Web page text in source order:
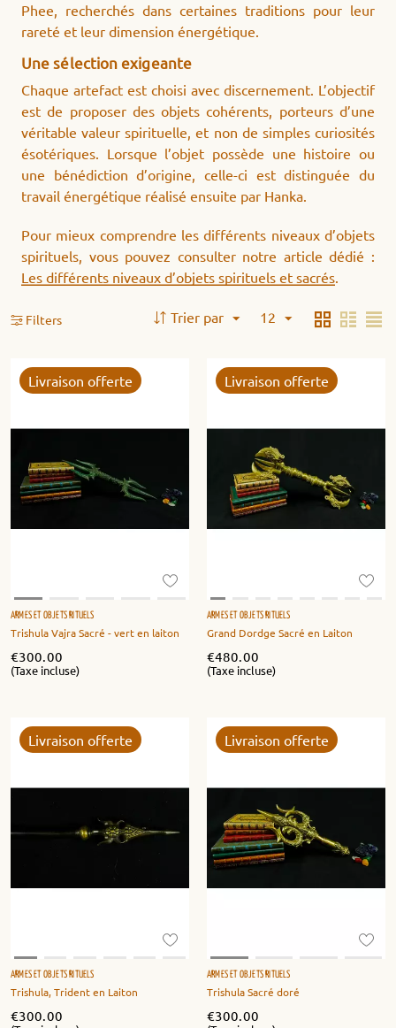
Phee, recherchés dans certaines traditions pour leur
rareté et leur dimension énergétique.
Une sélection exigeante
Chaque artefact est choisi avec discernement. L’objectif
est de proposer des objets cohérents, porteurs d’une
véritable valeur spirituelle, et non de simples curiosités
ésotériques. Lorsque l’objet possède une histoire ou
une bénédiction d’origine, celle-ci est distinguée du
travail énergétique réalisé ensuite par Hanka.
Pour mieux comprendre les différents niveaux d’objets
spirituels, vous pouvez consulter notre article dédié :
Les différents niveaux d’objets spirituels et sacrés
Filters Trier par 12
Livraison offerte
ARMES ET OBJETS RITUELS
Trishula Vajra Sacré - vert en laiton
€300.00
(Taxe incluse)
Livraison offerte
ARMES ET OBJETS RITUELS
Grand Dordge Sacré en Laiton
€480.00
(Taxe incluse)
Livraison offerte
ARMES ET OBJETS RITUELS
Trishula, Trident en Laiton
€300.00
Livraison offerte
ARMES ET OBJETS RITUELS
Trishula Sacré doré
€300.00